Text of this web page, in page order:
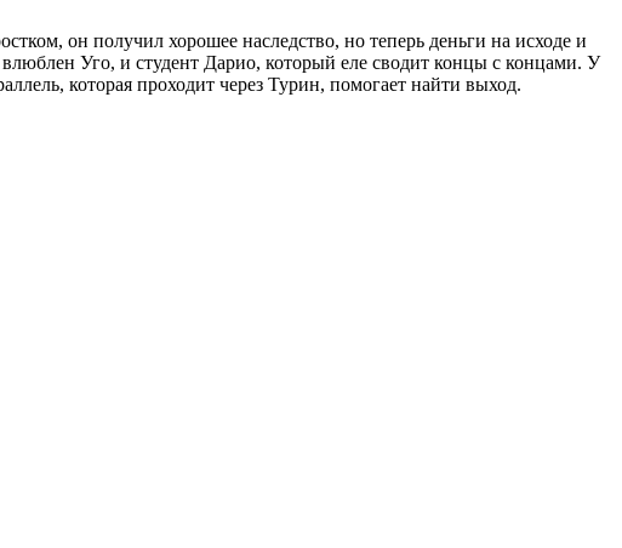
он получил хорошее наследство, но теперь деньги на исходе и
Уго, и студент Дарио, который еле сводит концы с концами. У
которая проходит через Турин, помогает найти выход.